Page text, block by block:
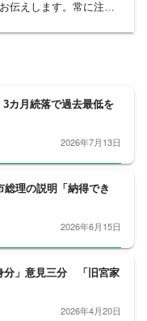
伝えします。常に注目
東奔西走中。政局より
スクワ大学留学を経て
ロシア文学専修卒後、
スクワ支局長を経て防
露派にはならない」が
カ月続落で過去最低を
2026年7月13日
総理の説明「納得でき
2026年6月15日
分」意見三分 「旧宮家
2026年4月20日